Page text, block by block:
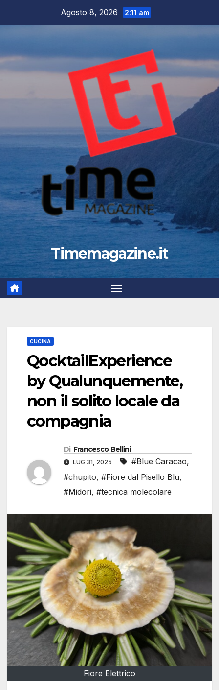
Agosto 8, 2026 2:11 am
Timemagazine.it
CUCINA
QocktailExperience
by Qualunquemente,
non il solito locale da
compagnia
Di Francesco Bellini
LUG 31, 2025 #Blue Caracao,
#chupito, #Fiore dal Pisello Blu,
#Midori, #tecnica molecolare
Fiore Elettrico